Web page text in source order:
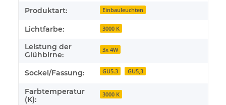
Produktart: Einbauleuchten
Lichtfarbe: 3000 K
Leistung der
Glühbirne:
3x 4W
Sockel/Fassung: GU5.3 GU5,3
Farbtemperatur
(K):
3000 K